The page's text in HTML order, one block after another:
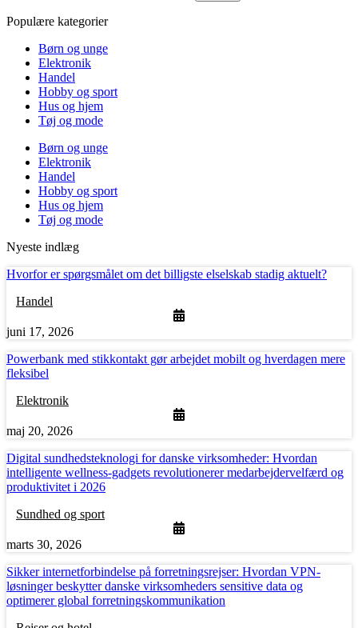
Populære kategorier
Børn og unge
Elektronik
Handel
Hobby og sport
Hus og hjem
Tøj og mode
Børn og unge
Elektronik
Handel
Hobby og sport
Hus og hjem
Tøj og mode
Nyeste indlæg
Hvorfor er spørgsmålet om det billigste elselskab stadig aktuelt?
Handel
juni 17, 2026
Powerbank med stikkontakt gør arbejdet mobilt og hverdagen mere
fleksibel
Elektronik
maj 20, 2026
Digital sundhedsteknologi for danske virksomheder: Hvordan
intelligente wellness-gadgets revolutionerer medarbejdervelfærd og
produktivitet i 2026
Sundhed og sport
marts 30, 2026
Sikker internetforbindelse på forretningsrejser: Hvordan VPN-
løsninger beskytter danske virksomheders sensitive data og
optimerer global forretningskommunikation